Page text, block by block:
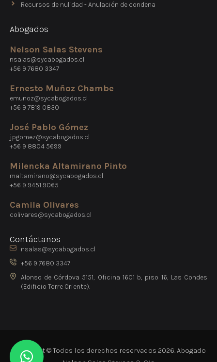
Recursos de nulidad - Anulación de condena
Abogados
Nelson Salas Stevens
nsalas@sycabogados.cl
+56 9 7680 3347
Ernesto Muñoz Chambe
emunoz@sycabogados.cl
+56 9 7819 0830
José Pablo Gómez
jpgomez@sycabogados.cl
+56 9 8804 5699
Milencka Altamirano Pinto
maltamirano@sycabogados.cl
+56 9 9451 9065
Camila Olivares
colivares@sycabogados.cl
Contáctanos
nsalas@sycabogados.cl
+56 9 7680 3347
Alonso de Córdova 5151, Oficina 1601 b, piso 16, Las Condes
(Edificio Torre Oriente).
Copyright © Todos los derechos reservados 2026. Abogado